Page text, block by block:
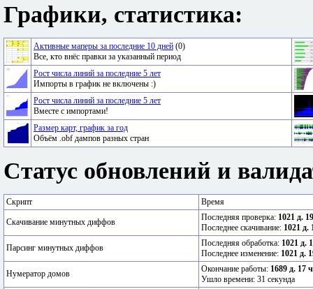
Графики, статистика:
Активные маперы за последние 10 дней (0)
Все, кто внёс правки за указанный период
Рост числа линий за последние 5 лет
Импорты в график не включены :)
Рост числа линий за последние 5 лет
Вместе с импортами!
Размер карт, график за год
Объём .obf дампов разных стран
Статус обновлений и
Скрипт Время
Скачивание минутных диффов Последняя проверка: 1021 д.
Последнее скачивание: 1021 д.
Парсинг минутных диффов Последняя обработка: 1021 д.
Последнее изменение: 1021 д.
Нумератор домов Окончание работы: 1689 д. 17
Ушло времени: 31 секунда